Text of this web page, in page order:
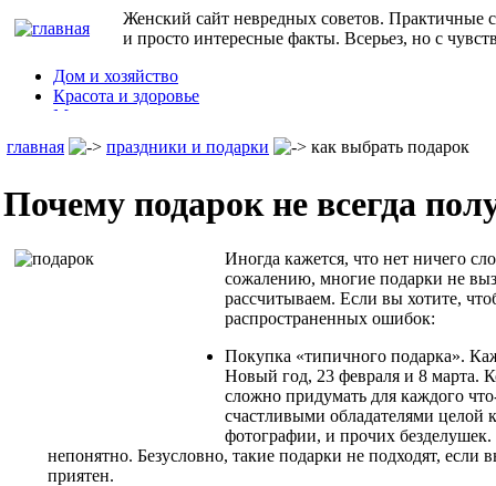
Женский сайт невредных советов. Практичные
и просто интересные факты. Всерьез, но с
Дом и хозяйство
Красота и здоровье
Мода и стиль
Дети
Семья
Юмор
Кулинарные рецепты
главная праздники и подарки как выбрать подарок
Почему подарок не всегда
Иногда кажется, что нет ничего
сожалению, многие подарки не
рассчитываем. Если вы хотите,
распространенных ошибок:
Покупка «типичного подарка».
Новый год, 23 февраля и 8 марта.
сложно придумать для каждого
счастливыми обладателями целой
фотографии, и прочих
непонятно. Безусловно, такие подарки не подходят,
приятен.